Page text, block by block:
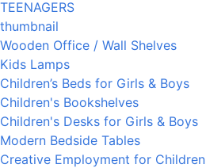
Wooden Office / Wall Shelves
Kids Lamps
Children’s Beds for Girls & Boys
Children's Bookshelves
Children's Desks for Girls & Boys
Modern Bedside Tables
Creative Employment for Children